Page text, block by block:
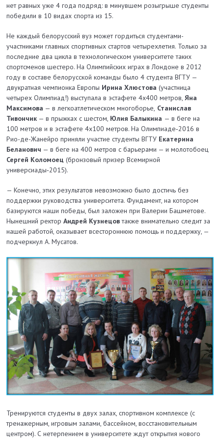
нет равных уже 4 года подряд: в минувшем розыг­рыше студенты
победили в 10 видах спорта из 15.
Не каждый белорусский вуз может гордиться студентами­
участниками главных спортивных стартов четырехлетия. Только за
последние два цикла в технологическом университете таких
спортсменов шестеро. На Олимпийских играх в Лондоне в 2012
году в составе белорусской команды было 4 студента ВГТУ —
двукратная чемпионка Европы Ирина Хлюстова (участница
четырех Олимпиад!) выступала в эстафете 4х400 метров,Яна
Максимова — в легкоатлетическом многоборье, Станислав
Тивончик — в прыжках с шестом, Юлия Балыкина — в беге на
100 метров и в эстафете 4х100 метров. На Олимпиаде‑2016 в
Рио-­де­-Жанейро приняли участие студенты ВГТУ Екатерина
Беланович — в беге на 400 метров с барьерами — и молотобоец
Сергей Коломоец(бронзовый призер Всемирной
универсиады‑2015).
— Конечно, этих результатов невозможно было достичь без
поддержки руководства университета. Фундамент, на котором
базируются наши победы, был заложен при Валерии Башметове.
Нынешний ректорАндрей Кузнецовтакже внимательно следит за
нашей работой, оказывает всестороннюю помощь и поддержку, —
подчеркнул А. Мусатов.
Тренируются студенты в двух залах, спортивном комплексе (с
тренажерным, игровым залами, бассейном, восстановительным
центром). С нетерпением в университете ждут открытия нового